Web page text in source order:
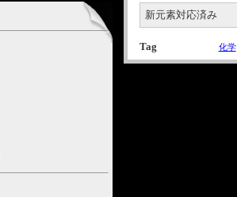
新元素対応済み
Tag 化学